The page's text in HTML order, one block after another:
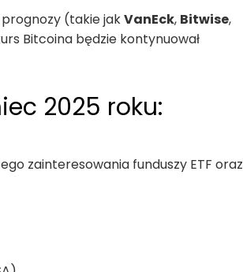
(takie jakVanEck, Bitwise,
Bitcoina będzie kontynuował
2025 roku:
zainteresowania funduszy ETF oraz